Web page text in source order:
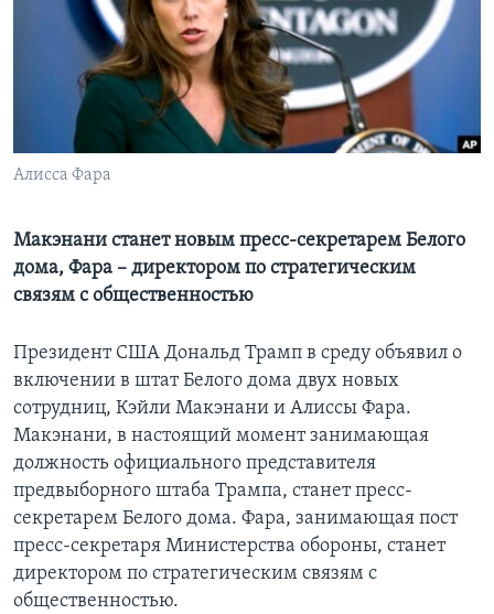
Learning English
СОЦИАЛЬНЫЕ СЕТИ
Алисса Фара
Макэнани станет новым пресс-секретарем Белого
дома, Фара – директором по стратегическим
связям с общественностью
Президент США Дональд Трамп в среду объявил о
включении в штат Белого дома двух новых
сотрудниц, Кэйли Макэнани и Алиссы Фара.
Макэнани, в настоящий момент занимающая
должность официального представителя
предвыборного штаба Трампа, станет пресс-
секретарем Белого дома. Фара, занимающая пост
пресс-секретаря Министерства обороны, станет
директором по стратегическим связям с
общественностью.